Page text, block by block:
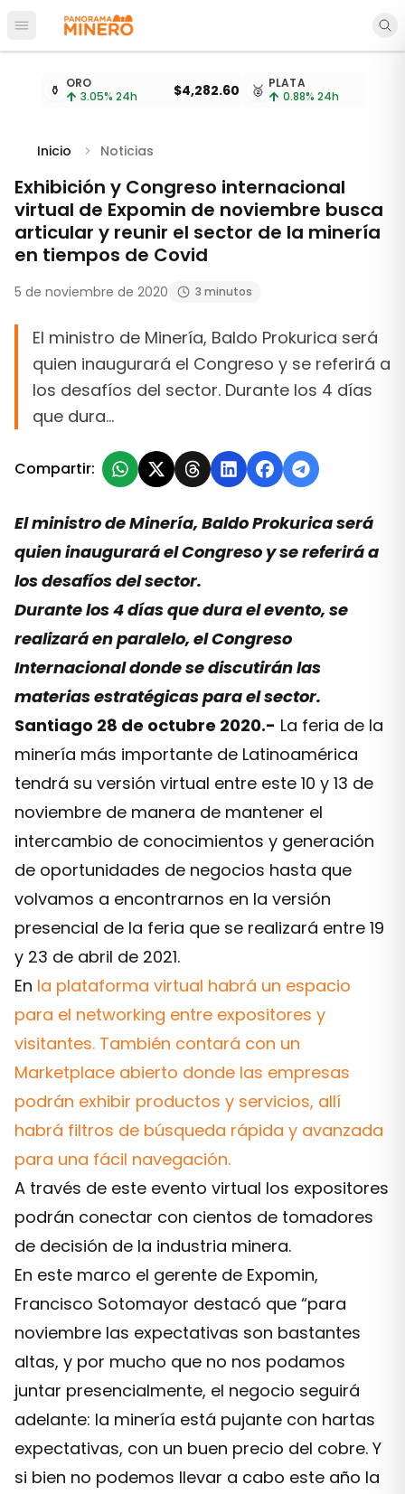
Abrir menú principal
Cotizaciones de metales actualizadas cada 15
⚱️ ORO
3.05% 24h $4,282.60 🥈 PLATA
0.88% 24h
Inicio Noticias
Exhibición y Congreso internacional
virtual de Expomin de noviembre busca
articular y reunir el sector de la minería
en tiempos de Covid
5 de noviembre de 2020 3 minutos
El ministro de Minería, Baldo Prokurica será
quien inaugurará el Congreso y se referirá a
los desafíos del sector. Durante los 4 días
que dura…
Compartir:
El ministro de Minería, Baldo Prokurica será
quien inaugurará el Congreso y se referirá a
los desafíos del sector.
Durante los 4 días que dura el evento, se
realizará en paralelo, el Congreso
Internacional donde se discutirán las
materias estratégicas para el sector.
Santiago 28 de octubre 2020.- La feria de la
minería más importante de Latinoamérica
tendrá su versión virtual entre este 10 y 13 de
noviembre de manera de mantener el
intercambio de conocimientos y generación
de oportunidades de negocios hasta que
volvamos a encontrarnos en la versión
presencial de la feria que se realizará entre 19
y 23 de abril de 2021.
En la plataforma virtual habrá un espacio
para el networking entre expositores y
visitantes. También contará con un
Marketplace abierto donde las empresas
podrán exhibir productos y servicios, allí
habrá filtros de búsqueda rápida y avanzada
para una fácil navegación.
A través de este evento virtual los expositores
podrán conectar con cientos de tomadores
de decisión de la industria minera.
En este marco el gerente de Expomin,
Francisco Sotomayor destacó que “para
noviembre las expectativas son bastantes
altas, y por mucho que no nos podamos
juntar presencialmente, el negocio seguirá
adelante: la minería está pujante con hartas
expectativas, con un buen precio del cobre. Y
si bien no podemos llevar a cabo este año la